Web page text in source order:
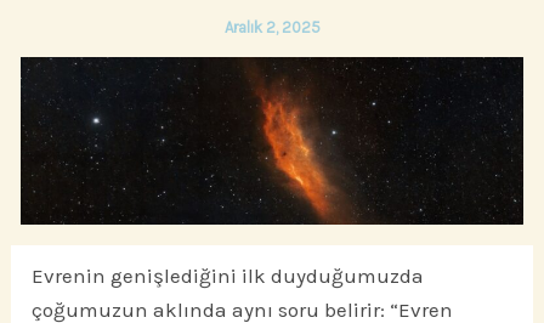
Aralık 2, 2025
Evrenin genişlediğini ilk duyduğumuzda
çoğumuzun aklında aynı soru belirir: “Evren